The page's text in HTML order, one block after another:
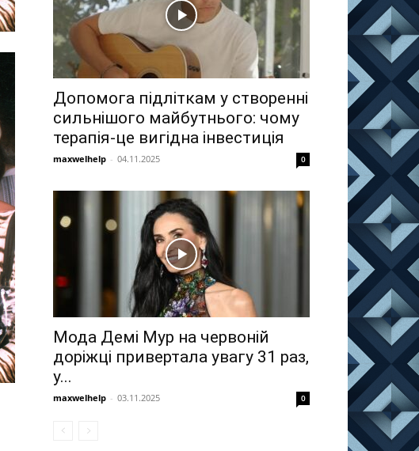
Допомога підліткам у створенні
сильнішого майбутнього: чому
терапія-це вигідна інвестиція
maxwelhelp - 04.11.2025 0
Мода Демі Мур на червоній
доріжці привертала увагу 31 раз,
у...
maxwelhelp - 03.11.2025 0